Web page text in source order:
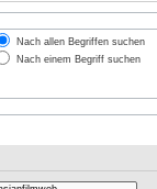
Nach allen Begriffen suchen
Nach einem Begriff suchen